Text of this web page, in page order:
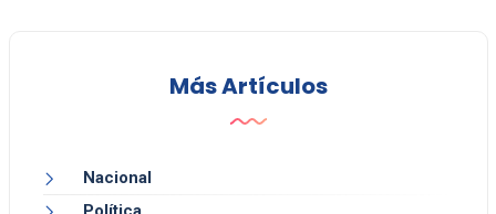
Más Artículos
Nacional